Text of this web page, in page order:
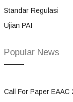
Standar Regulasi
Ujian PAI
Popular News
Call For Paper EAAC